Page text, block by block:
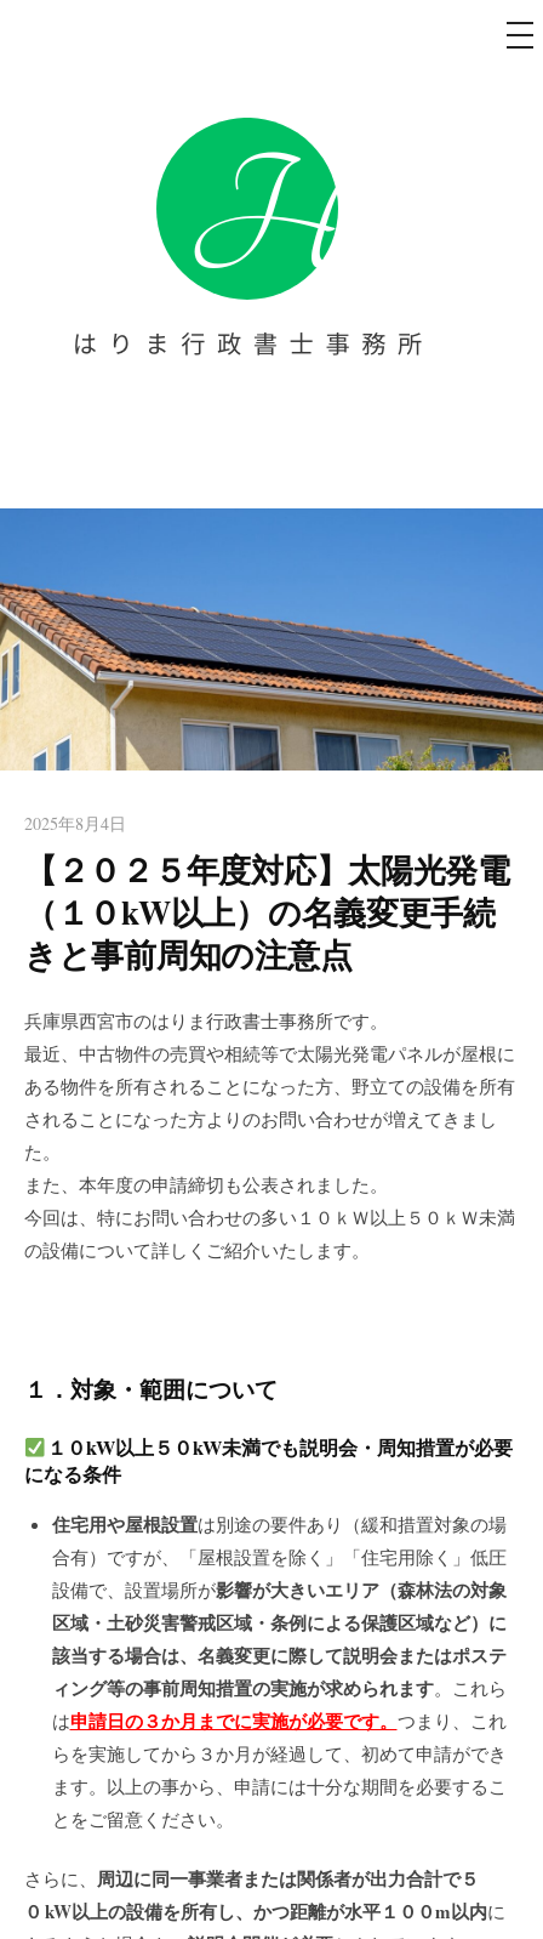
福祉事業の開業・立ち上げサポ
所】 西宮
定申請等の書類作成や提出代行をトータルサポート。障害者手
の起業や初めての方も安心してお任せください。女性行政書士
が丁寧にお手伝いします。
メ
ニ
2025年8月4日
【２０２５年度対応】太陽光発電
（１０kW以上）の名義変更手続
きと事前周知の注意点
兵庫県西宮市のはりま行政書士事務所です。
最近、中古物件の売買や相続等で太陽光発電パネルが屋根に
ある物件を所有されることになった方、野立ての設備を所有
されることになった方よりのお問い合わせが増えてきまし
た。
また、本年度の申請締切も公表されました。
今回は、特にお問い合わせの多い１０ｋＷ以上５０ｋＷ未満
の設備について詳しくご紹介いたします。
１．対象・範囲について
１０kW以上５０kW未満でも説明会・周知措置が必要
になる条件
住宅用や屋根設置は別途の要件あり（緩和措置対象の場
合有）ですが、「屋根設置を除く」「住宅用除く」低圧
設備で、設置場所が影響が大きいエリア（森林法の対象
区域・土砂災害警戒区域・条例による保護区域など）に
該当する場合は、名義変更に際して説明会またはポステ
ィング等の事前周知措置の実施が求められます。これら
は申請日の３か月までに実施が必要です。 つまり、これ
らを実施してから３か月が経過して、初めて申請ができ
ます。以上の事から、申請には十分な期間を必要するこ
とをご留意ください。
さらに、 周辺に同一事業者または関係者が出力合計で５
０ kW以上の設備を所有し、かつ距離が水平１００m以内に